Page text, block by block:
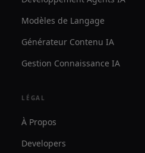
Modèles de Langage
Générateur Contenu IA
Gestion Connaissance IA
LÉGAL
À Propos
Developers